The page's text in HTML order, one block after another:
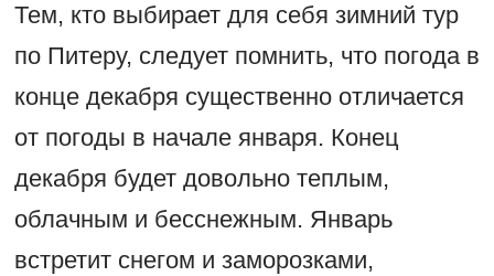
Тем, кто выбирает для себя зимний тур
по Питеру, следует помнить, что погода в
конце декабря существенно отличается
от погоды в начале января. Конец
декабря будет довольно теплым,
облачным и бесснежным. Январь
встретит снегом и заморозками,